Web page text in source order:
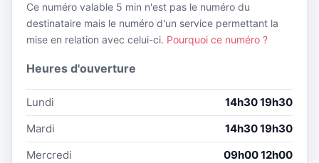
Ce numéro valable 5 min n'est pas le numéro du
destinataire mais le numéro d'un service permettant la
mise en relation avec celui-ci. Pourquoi ce numéro ?
Heures d'ouverture
Lundi
14h30 19h30
Mardi
14h30 19h30
Mercredi
09h00 12h00